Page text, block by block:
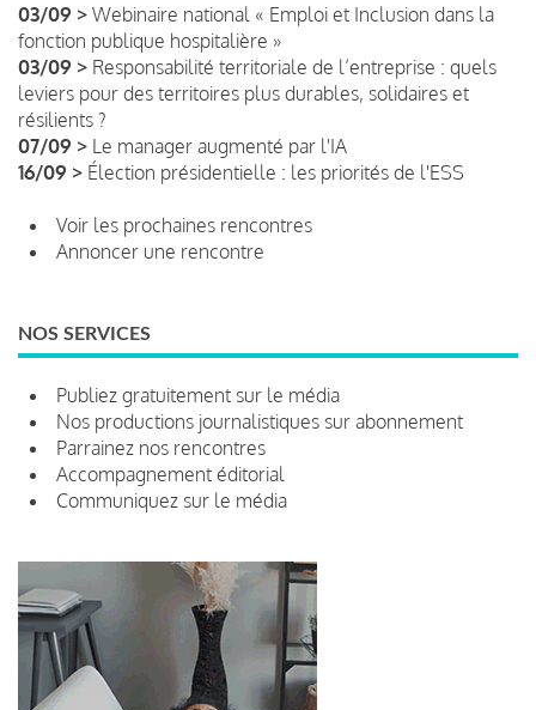
03/09 > Webinaire national « Emploi et Inclusion dans la
fonction publique hospitalière »
03/09 > Responsabilité territoriale de l’entreprise : quels
leviers pour des territoires plus durables, solidaires et
résilients ?
07/09 > Le manager augmenté par l'IA
16/09 > Élection présidentielle : les priorités de l'ESS
Voir les prochaines rencontres
Annoncer une rencontre
NOS SERVICES
Publiez gratuitement sur le média
Nos productions journalistiques sur abonnement
Parrainez nos rencontres
Accompagnement éditorial
Communiquez sur le média